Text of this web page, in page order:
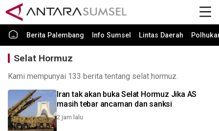
Berita Palembang Info Sumsel Lintas Daerah
Selat Hormuz
Kami mempunyai 133 berita tentang selat hormuz.
Iran tak akan buka Selat Hormuz Jika AS
masih tebar ancaman dan sanksi
2 jam lalu